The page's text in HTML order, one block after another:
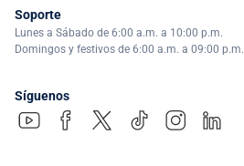
Soporte
Lunes a Sábado de 6:00 a.m. a 10:00 p.m.
Domingos y festivos de 6:00 a.m. a 09:00 p.m.
Síguenos